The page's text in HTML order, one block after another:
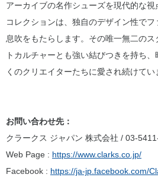
アーカイブの名作シューズを現代的な
コレクションは、独自のデザイン性で
息吹をもたらします。その唯一無二の
トカルチャーとも強い結びつきを持ち
くのクリエイターたちに愛され続けてい
お問い合わせ先：
クラークス ジャパン 株式会社 / 03-
Web Page : https://www.clarks.co.jp/
Facebook : https://ja-jp.facebook.com/